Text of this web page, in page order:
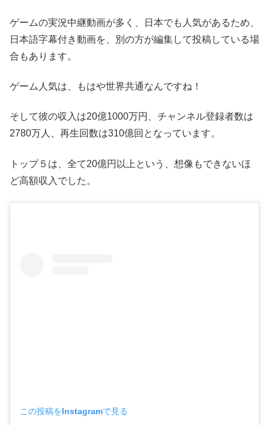
ゲームの実況中継動画が多く、日本でも人気があるため、
日本語字幕付き動画を、別の方が編集して投稿している場
合もあります。
ゲーム人気は、もはや世界共通なんですね！
そして彼の収入は20億1000万円、チャンネル登録者数は
2780万人、再生回数は310億回となっています。
トップ５は、全て20億円以上という、想像もできないほ
ど高額収入でした。
この投稿をInstagramで見る